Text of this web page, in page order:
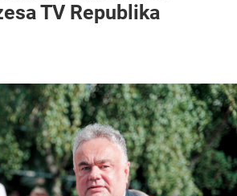
TV Republika